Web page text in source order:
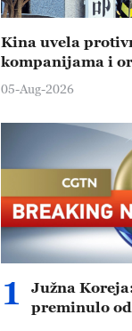
Kina uvela
kompanijama i
05-Aug-2026
1
Južna
preminulo